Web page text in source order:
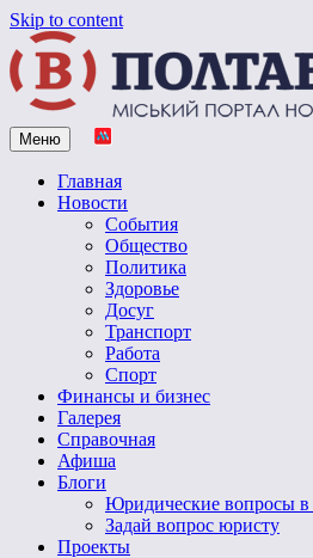
Skip to content
Vpoltave.info
Полтавский портал новостей
Меню
Главная
Новости
События
Общество
Политика
Здоровье
Досуг
Транспорт
Работа
Спорт
Финансы и бизнес
Галерея
Справочная
Афиша
Блоги
Юридические вопросы
Задай вопрос юристу
Проекты